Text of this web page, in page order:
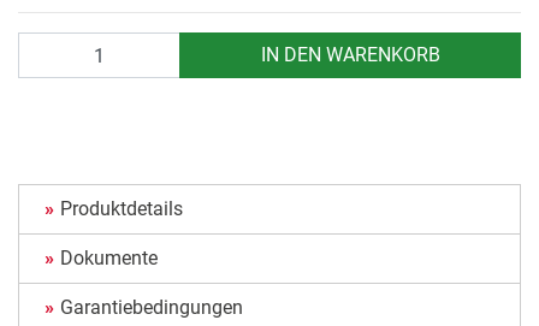
IN DEN WARENKORB
Produktdetails
Dokumente
Garantiebedingungen